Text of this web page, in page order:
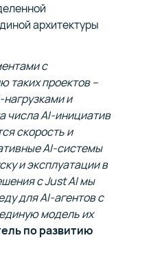
архитектуры
с
таких проектов –
и
числа AI-инициатив
скорость и
AI-системы
и эксплуатации в
с Just AI мы
для AI-агентов с
модель их
по развитию